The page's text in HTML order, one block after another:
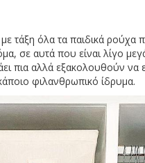
τάξη όλα τα παιδικά ρούχα
σε αυτά που είναι λίγο
πια αλλά εξακολουθούν να
φιλανθρωπικό ίδρυμα.